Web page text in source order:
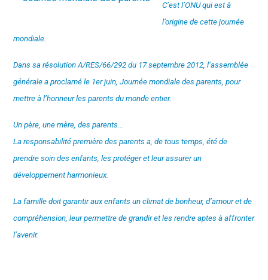
C’est l’ONU qui est à
l’origine de cette journée
mondiale.
Dans sa résolution A/RES/66/292 du 17 septembre 2012, l’assemblée
générale a proclamé le 1er juin, Journée mondiale des parents, pour
mettre à l’honneur les parents du monde entier.
Un père, une mère, des parents…
La responsabilité première des parents a, de tous temps, été de
prendre soin des enfants, les protéger et leur assurer un
développement harmonieux.
La famille doit garantir aux enfants un climat de bonheur, d’amour et de
compréhension, leur permettre de grandir et les rendre aptes à affronter
l’avenir.